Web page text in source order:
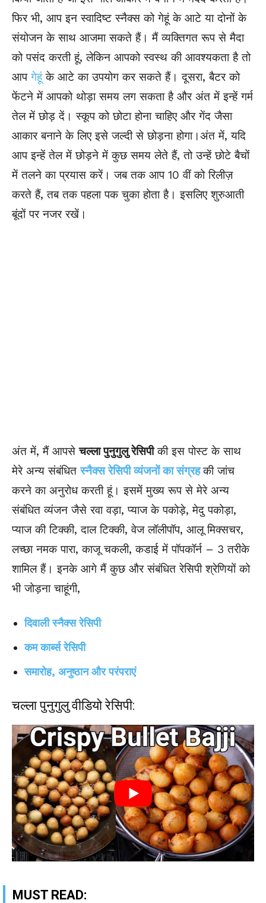
फिर भी, आप इन स्वादिष्ट स्नैक्स को गेहूं के आटे या दोनों के
संयोजन के साथ आजमा सकते हैं। मैं व्यक्तिगत रूप से मैदा
को पसंद करती हूं, लेकिन आपको स्वस्थ की आवश्यकता है तो
आपगेहूंके आटे का उपयोग कर सकते हैं। दूसरा, बैटर को
फेंटने में आपको थोड़ा समय लग सकता है और अंत में इन्हें गर्म
तेल में छोड़ दें। स्कूप को छोटा होना चाहिए और गेंद जैसा
आकार बनाने के लिए इसे जल्दी से छोड़ना होगा।अंत में, यदि
आप इन्हें तेल में छोड़ने में कुछ समय लेते हैं, तो उन्हें छोटे बैचों
में तलने का प्रयास करें। जब तक आप 10 वीं को रिलीज़
करते हैं, तब तक पहला पक चुका होता है। इसलिए शुरुआती
बूंदों पर नजर रखें।
अंत में, मैं आपसेचल्ला पुनुगुलु रेसिपीकी इस पोस्ट के साथ
मेरे अन्य संबंधितस्नैक्स रेसिपी व्यंजनों का संग्रहकी जांच
करने का अनुरोध करती हूं। इसमें मुख्य रूप से मेरे अन्य
संबंधित व्यंजन जैसे रवा वड़ा, प्याज के पकोड़े, मेदु पकोड़ा,
प्याज की टिक्की, दाल टिक्की, वेज लॉलीपॉप, आलू मिक्सचर,
लच्छा नमक पारा, काजू चकली, कडाई में पॉपकॉर्न – 3 तरीके
शामिल हैं। इनके आगे मैं कुछ और संबंधित रेसिपी श्रेणियों को
भी जोड़ना चाहूंगी,
दिवाली स्नैक्स रेसिपी
कम कार्ब्स रेसिपी
समारोह, अनुष्ठान और परंपराएं
चल्ला पुनुगुलु वीडियो रेसिपी:
MUST READ: